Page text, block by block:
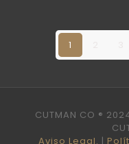
1
CUTMAN CO ®
Aviso Legal. |